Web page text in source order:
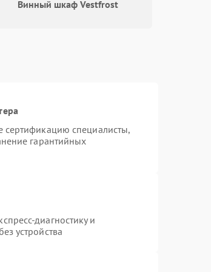
Винный шкаф Vestfrost
сертификацию специалисты,
гарантийных
диагностику и
устройства